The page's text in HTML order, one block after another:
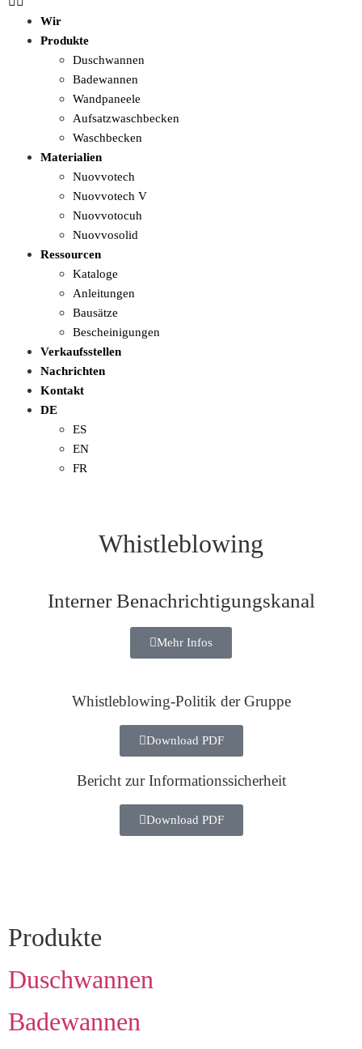
Wir
Produkte
Duschwannen
Badewannen
Wandpaneele
Aufsatzwaschbecken
Waschbecken
Materialien
Nuovvotech
Nuovvotech V
Nuovvotocuh
Nuovvosolid
Ressourcen
Kataloge
Anleitungen
Bausätze
Bescheinigungen
Verkaufsstellen
Nachrichten
Kontakt
DE
ES
EN
FR
Whistleblowing
Interner Benachrichtigungskanal
Mehr Infos
Whistleblowing-Politik der Gruppe
Download PDF
Bericht zur Informationssicherheit
Download PDF
Produkte
Duschwannen
Badewannen